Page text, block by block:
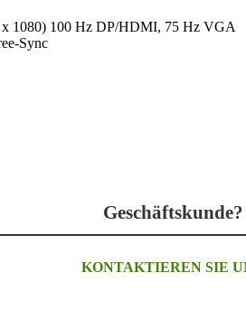
1080) 100 Hz DP/HDMI, 75 Hz VGA
Sync
KONTAKTIEREN SIE